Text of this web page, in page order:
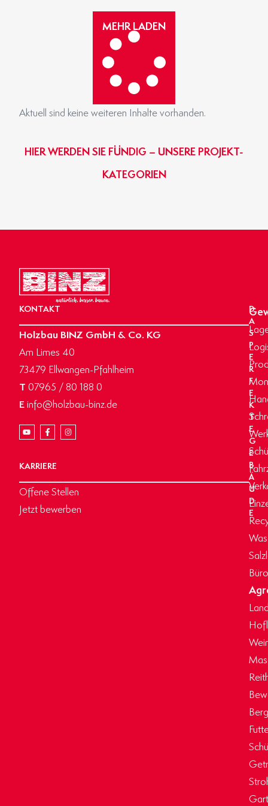
MEHR LADEN
Aktuell sind keine weiteren Inhalte vorhanden.
HIER WERDEN SIE FÜNDIG – UNSERE PROJEKT-
KATEGORIEN
KONTAKT
Holzbau BINZ GmbH & Co. KG
Am Limes 40
73479 Ellwangen-Pfahlheim
T 07965 / 80 188 0
Einfo@holzbau-binz.de
KARRIERE
Offene Stellen
Jetzt bewerben
D
A
S
P
E
R
F
E
K
T
E
G
E
B
Ä
U
D
E